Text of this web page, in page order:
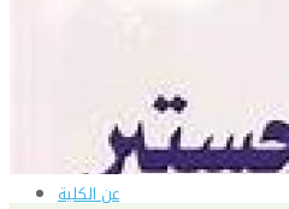
البرامج التعليمية
برامج اللغة العربية
برامج اللغة الانجليزية
التعليم المفتوح
عن الكلية